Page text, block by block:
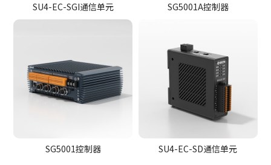
SU4-EC-SGI通信单元 SG5001A控制器
SG5001控制器 SU4-EC-SD通信单元